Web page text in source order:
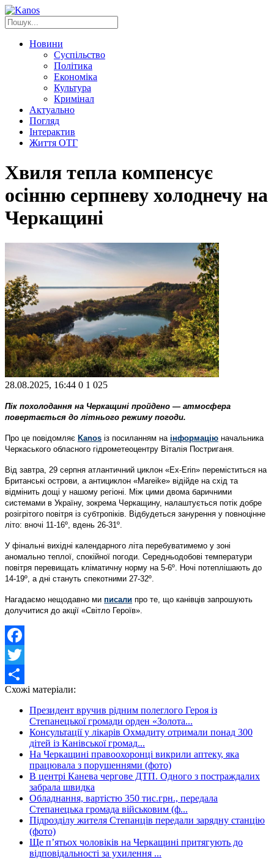
Новини
Суспільство
Політика
Економіка
Культура
Кримінал
Актуально
Погляд
Інтерактив
Життя ОТГ
Хвиля тепла компенсує
осінню серпневу холоднечу на
Черкащині
28.08.2025, 16:44 0 1 025
Пік похолодання на Черкащині пройдено — атмосфера
повертається до літнього режиму погоди.
Про це повідомляє Kanos із посиланням на інформацію начальника
Черкаського обласного гідрометеоцентру Віталія Постриганя.
Від завтра, 29 серпня атлантичний циклон «Ex-Erin» переміститься на
Британські острови, а антициклон «Mareike» відійде на схід та
відмінить дощі у нашому регіоні. Між цими двома баричними
системами в Україну, зокрема Черкащину, налаштується потік добре
розігрітого повітря із субтропіків. Відбудеться занурення у повноцінне
літо: вночі 11-16º, вдень 26-31º.
У фінальні вихідні календарного літа перебуватимемо у зоні
аномально теплої, спокійної погоди. Середньодобові температури
повітря перевищать кліматичну норму на 5-6º. Ночі потеплішають до
14-19º, а дні стануть спекотними 27-32º.
Нагадаємо нещодавно ми писали про те, що канівців запрошують
долучитися до акції «Світло Героїв».
Facebook
Twitter
Share
Схожі матеріали:
Президент вручив рідним полеглого Героя із
Степанецької громади орден «Золота...
Консультації у лікарів Охмадиту отримали понад 300
дітей із Канівської громад...
На Черкащині правоохоронці викрили аптеку, яка
працювала з порушеннями (фото)
В центрі Канева чергове ДТП. Одного з постраждалих
забрала швидка
Обладнання, вартістю 350 тис.грн., передала
Степанецька громада військовим (ф...
Підрозділу жителя Степанців передали зарядну станцію
(фото)
Ще п’ятьох чоловіків на Черкащині притягують до
відповідальності за ухилення ...